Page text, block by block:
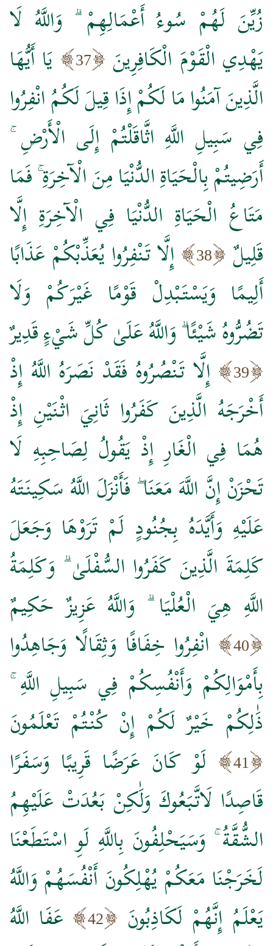
زُيِّنَ لَهُمْ سُوءُ أَعْمَالِهِمْ ۗ وَاللَّهُ لَا
يَهْدِي الْقَوْمَ الْكَافِرِينَ
37
يَا أَيُّهَا
الَّذِينَ آمَنُوا مَا لَكُمْ إِذَا قِيلَ لَكُمُ انْفِرُوا
فِي سَبِيلِ اللَّهِ اثَّاقَلْتُمْ إِلَى الْأَرْضِ ۚ
أَرَضِيتُمْ بِالْحَيَاةِ الدُّنْيَا مِنَ الْآخِرَةِ ۚ فَمَا
مَتَاعُ الْحَيَاةِ الدُّنْيَا فِي الْآخِرَةِ إِلَّا
قَلِيلٌ
38
إِلَّا تَنْفِرُوا يُعَذِّبْكُمْ عَذَابًا
أَلِيمًا وَيَسْتَبْدِلْ قَوْمًا غَيْرَكُمْ وَلَا
تَضُرُّوهُ شَيْئًا ۗ وَاللَّهُ عَلَىٰ كُلِّ شَيْءٍ قَدِيرٌ
39
إِلَّا تَنْصُرُوهُ فَقَدْ نَصَرَهُ اللَّهُ إِذْ
أَخْرَجَهُ الَّذِينَ كَفَرُوا ثَانِيَ اثْنَيْنِ إِذْ
هُمَا فِي الْغَارِ إِذْ يَقُولُ لِصَاحِبِهِ لَا
تَحْزَنْ إِنَّ اللَّهَ مَعَنَا ۖ فَأَنْزَلَ اللَّهُ سَكِينَتَهُ
عَلَيْهِ وَأَيَّدَهُ بِجُنُودٍ لَمْ تَرَوْهَا وَجَعَلَ
كَلِمَةَ الَّذِينَ كَفَرُوا السُّفْلَىٰ ۗ وَكَلِمَةُ
اللَّهِ هِيَ الْعُلْيَا ۗ وَاللَّهُ عَزِيزٌ حَكِيمٌ
40
انْفِرُوا خِفَافًا وَثِقَالًا وَجَاهِدُوا
بِأَمْوَالِكُمْ وَأَنْفُسِكُمْ فِي سَبِيلِ اللَّهِ ۚ
ذَٰلِكُمْ خَيْرٌ لَكُمْ إِنْ كُنْتُمْ تَعْلَمُونَ
41
لَوْ كَانَ عَرَضًا قَرِيبًا وَسَفَرًا
قَاصِدًا لَاتَّبَعُوكَ وَلَٰكِنْ بَعُدَتْ عَلَيْهِمُ
الشُّقَّةُ ۚ وَسَيَحْلِفُونَ بِاللَّهِ لَوِ اسْتَطَعْنَا
لَخَرَجْنَا مَعَكُمْ يُهْلِكُونَ أَنْفُسَهُمْ وَاللَّهُ
يَعْلَمُ إِنَّهُمْ لَكَاذِبُونَ
42
عَفَا اللَّهُ